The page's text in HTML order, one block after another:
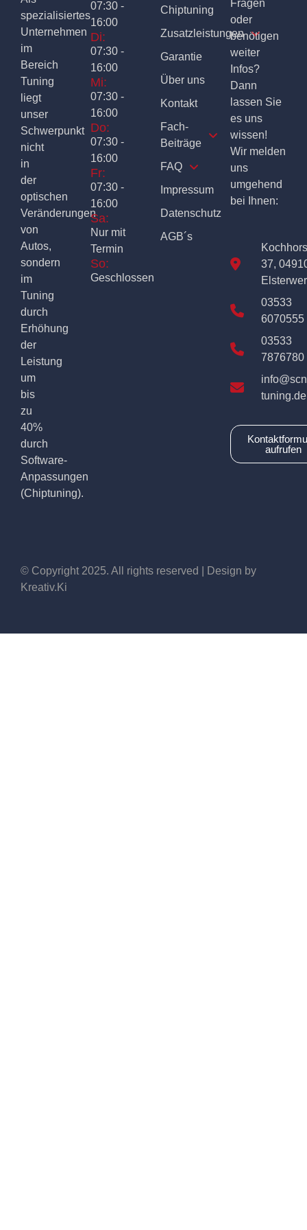
spezialisiertes
Unternehmen
im
Bereich
Tuning
liegt
unser
Schwerpunkt
nicht
in
der
optischen
Veränderungen
von
Autos,
sondern
im
Tuning
durch
Erhöhung
der
Leistung
um
bis
zu
40%
durch
Software-
Anpassungen
(Chiptuning).
07:30 -
16:00
Di:
07:30 -
16:00
Mi:
07:30 -
16:00
Do:
07:30 -
16:00
Fr:
07:30 -
16:00
Sa:
Nur mit
Termin
So:
Geschlossen
Chiptuning
Zusatzleistungen
Garantie
Über uns
Kontakt
Fach-
Beiträge
FAQ
Impressum
Datenschutz
AGB´s
Fragen
oder
benötigen
weiter
Infos?
Dann
lassen Sie
es uns
wissen!
Wir melden
uns
umgehend
bei Ihnen:
37,
03533
6070555
03533
7876780
tuning.de
aufrufen
© Copyright 2025. All rights reserved | Design by
Kreativ.Ki